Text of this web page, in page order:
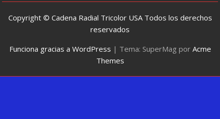
Copyright © Cadena Radial Tricolor USA Todos los derechos
reservados
Funciona gracias a WordPress | Tema: SuperMag por Acme
Themes